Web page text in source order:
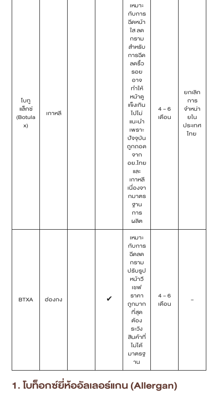
โบทู
แล็กซ์
(Botula
x)
เกาหลี
เหมาะ
กับการ
ฉีดหน้า
ใส ลด
กราม
สำหรับ
การฉีด
ลดริ้ว
รอย
อาจ
ทำให้
หน้าดู
แข็งเกิน
ไปไม่
แนะนำ
เพราะ
ปัจจุบัน
ถูกถอด
จาก
อย.ไทย
และ
เกาหลี
เนื่องจา
กมาตร
ฐาน
การ
ผลิต
4 – 6
เดือน
ยกเลิก
การ
จำหน่า
ยใน
ประเทศ
ไทย
BTXA ฮ่องกง ✔
เหมาะ
กับการ
ฉีดลด
กราม
ปรับรูป
หน้าวี
เชฟ
ราคา
ถูกมาก
ที่สุด
ต้อง
ระวัง
สินค้าที่
ไม่ได้
มาตรฐ
าน
4 – 6
เดือน
–
1. โบท็อกซ์ยี่ห้ออัลเลอร์แกน (Allergan)